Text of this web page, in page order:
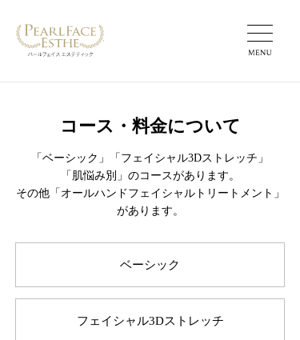
パールフェイス
コース・料金について
「ベーシック」
「フェイシャル3Dストレッチ」
「肌悩み別」 のコースがあります。
その他「オールハンドフェイシャルトリートメント」
があります。
ベーシック
フェイシャル3Dストレッチ